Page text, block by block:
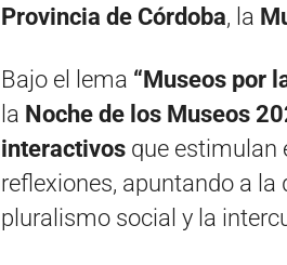
Provincia de Córdoba, la
Bajo el lema “Museos por
la Noche de los Museos
interactivos que estimulan
reflexiones, apuntando a la
pluralismo social y la